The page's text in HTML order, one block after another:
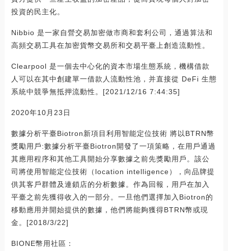
投資的民主化。
Nibbio 是一家自營交易加密做市商和套利公司，通過算法和
高頻交易工具在加密貨幣交易所和交易平臺上創造流動性。
Clearpool 是一個去中心化的資本市場生態系統，機構借款
人可以在其中創建單一借款人流動性池，并直接從 DeFi 生態
系統中競爭無抵押流動性。[2021/12/16 7:44:35]
2020年10月23日
數據分析平臺Biotron新項目利用智能定位技術 將以BTRN幣
獎勵用戶:數據分析平臺Biotron開發了一項策略，在用戶通過
其應用程序和其他工具開始分享數據之前先獎勵用戶。該公
司將使用智能定位技術（location intelligence），向品牌提
供其客戶群體及連鎖店的分析數據。作為回報，用戶在加入
平臺之前先獲得收入的一部分。一旦他們選擇加入Biotron的
移動應用并開始提供的數據，他們將能夠獲得BTRN幣或現
金。[2018/3/22]
BIONE幣用社區：